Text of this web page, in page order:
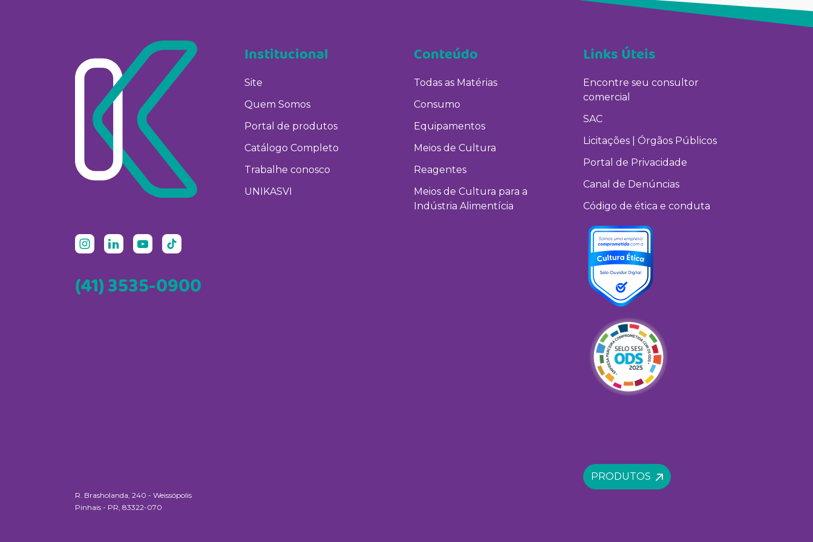
(41) 3535-0900
Institucional
Site
Quem Somos
Portal de produtos
Catálogo Completo
Trabalhe conosco
UNIKASVI
Conteúdo
Todas as Matérias
Consumo
Equipamentos
Meios de Cultura
Reagentes
Meios de Cultura para a
Indústria Alimentícia
Links Úteis
Encontre seu consultor
comercial
SAC
Licitações | Órgãos Públicos
Portal de Privacidade
Canal de Denúncias
Código de ética e conduta
PRODUTOS
R. Brasholanda, 240 - Weissópolis
Pinhais - PR, 83322-070